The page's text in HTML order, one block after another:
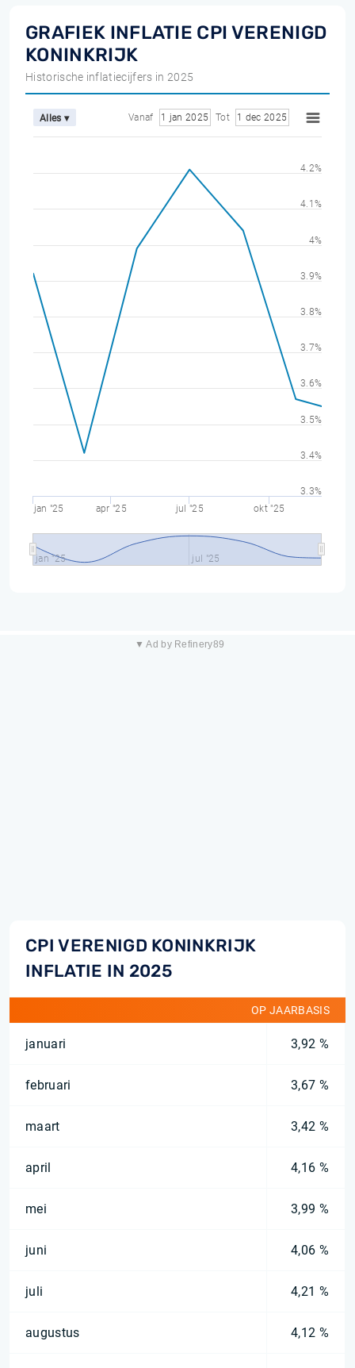
GRAFIEK INFLATIE CPI VERENIGD
KONINKRIJK
Historische inflatiecijfers in 2025
Alles ▾ Vanaf 1 jan 2025 Tot 1 dec 2025
jan "25 apr "25 jul "25 okt "25
jan "25 jul "25
3.3%
3.4%
3.5%
3.6%
3.7%
3.8%
3.9%
4%
4.1%
4.2%
▼ Ad by Refinery89
CPI VERENIGD KONINKRIJK
INFLATIE IN 2025
OP JAARBASIS
januari 3,92 %
februari 3,67 %
maart 3,42 %
april 4,16 %
mei 3,99 %
juni 4,06 %
juli 4,21 %
augustus 4,12 %